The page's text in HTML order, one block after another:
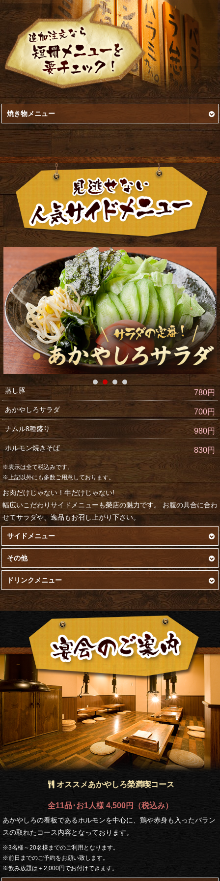
焼き物メニュー
蒸し豚 780円
あかやしろサラダ 700円
ナムル8種盛り 980円
ホルモン焼きそば 830円
※表示は全て税込みです。
※上記以外にも多数ご用意しております。
お肉だけじゃない！牛だけじゃない!
幅広いこだわりサイドメニューも榮店の魅力です。 お腹の具合に合わ
せてサラダや、逸品もお召し上がり下さい。
サイドメニュー
その他
ドリンクメニュー
オススメあかやしろ榮満喫コース
全11品･お1人様 4,500円（税込み）
あかやしろの看板であるホルモンを中心に、鶏や赤身も入ったバラン
スの取れたコース内容となっております。
※3名様～20名様までのご利用となります。
※前日までのご予約をお願い致します。
※飲み放題は＋2,000円でお付けできます。